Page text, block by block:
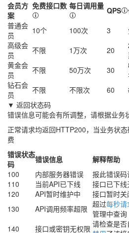
会员方
案
免费接口数 每日调用量 QPS
普通会
员
10个 100次 3
高级会
员
不限 1万次 20
黄金会
员
不限 50万次 30
钻石会
员
不限 不限次 60
▼ 返回状态码
错误信息可能会有所调整，请根据业务
正常请求均返回HTTP200，当业务状
费
错误状态
码
错误信息
解释帮助
100
内部服务器错误
报此错误
110
当前API已下线
接口已下
120
API暂时维护中
接口暂时
130
API调用频率超限 超过每秒请
管理中查询
140
接口或密钥无权限 请检查是